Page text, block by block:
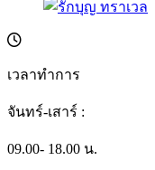
เวลาทำการ
จันทร์-เสาร์ :
09.00- 18.00 น.